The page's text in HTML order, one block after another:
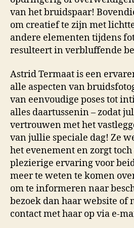
van het bruidspaar!
om creatief te zijn met
andere elementen tijdens
resulteert in verbluffende
Astrid Termaat is een
alle aspecten van
van eenvoudige poses tot
alles daartussenin – zodat
vertrouwen met het
van jullie speciale dag! Ze
het evenement en zorgt
plezierige ervaring voor
meer te weten te komen
om te informeren naar
bezoek dan haar website of
contact met haar op via e-